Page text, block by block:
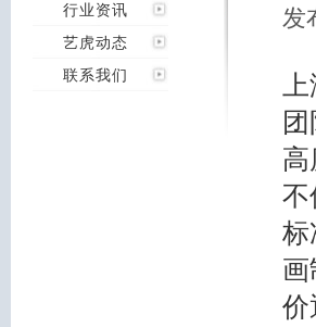
行业资讯
艺虎动态
联系我们
发
不
标
画
价